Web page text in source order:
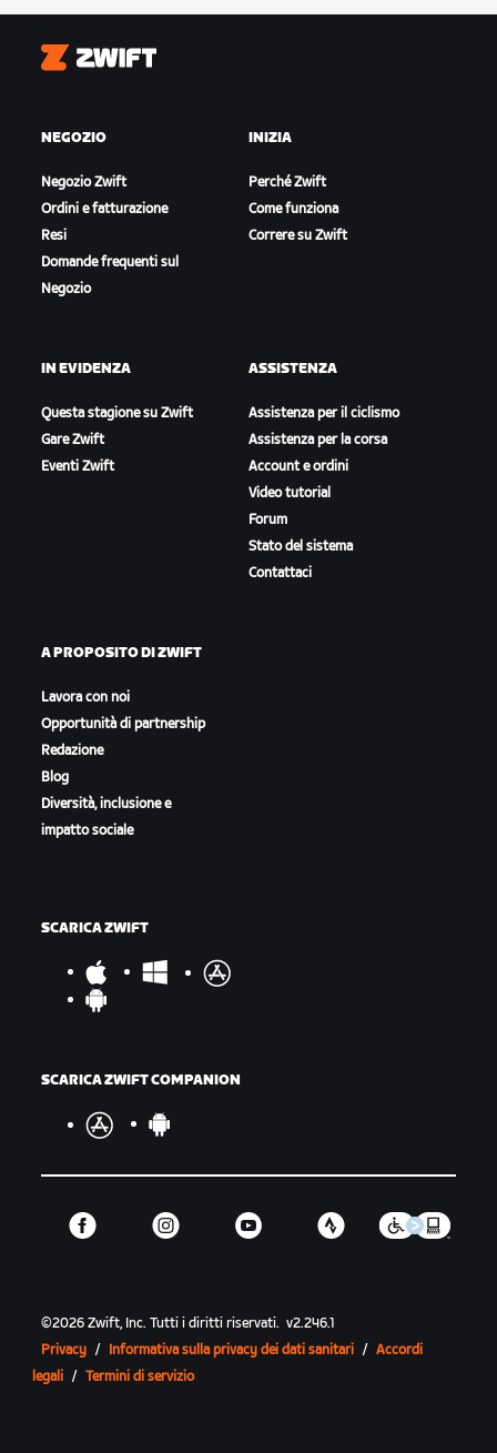
Zwift
NEGOZIO
Negozio Zwift
Ordini e fatturazione
Resi
Domande frequenti sul
Negozio
INIZIA
Perché Zwift
Come funziona
Correre su Zwift
IN EVIDENZA
Questa stagione su Zwift
Gare Zwift
Eventi Zwift
ASSISTENZA
Assistenza per il ciclismo
Assistenza per la corsa
Account e ordini
Video tutorial
Forum
Stato del sistema
Contattaci
A PROPOSITO DI ZWIFT
Lavora con noi
Opportunità di partnership
Redazione
Blog
Diversità, inclusione e
impatto sociale
SCARICA ZWIFT
SCARICA ZWIFT COMPANION
©2026 Zwift, Inc.Tutti i diritti riservati. v2.246.1
Privacy / Informativa sulla privacy dei dati sanitari / Accordi
legali / Termini di servizio